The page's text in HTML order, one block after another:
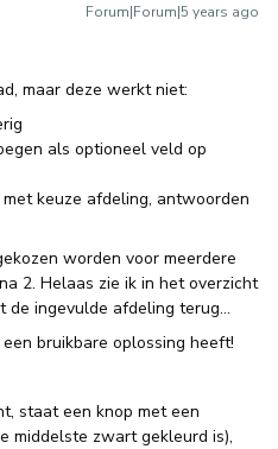
Forum|Forum|5 years ago
maar deze werkt niet:
als optioneel veld op
keuze afdeling, antwoorden
worden voor meerdere
2. Helaas zie ik in het overzicht
de ingevulde afdeling terug…
bruikbare oplossing heeft!
staat een knop met een
middelste zwart gekleurd is),